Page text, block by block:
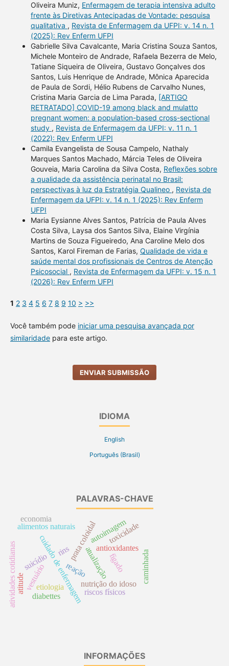
Oliveira Muniz, Enfermagem de terapia intensiva adulto
frente às Diretivas Antecipadas de Vontade: pesquisa
qualitativa , Revista de Enfermagem da UFPI: v. 14 n. 1
(2025): Rev Enferm UFPI
Gabrielle Silva Cavalcante, Maria Cristina Souza Santos,
Michele Monteiro de Andrade, Rafaela Bezerra de Melo,
Tatiane Siqueira de Oliveira, Gustavo Gonçalves dos
Santos, Luis Henrique de Andrade, Mônica Aparecida
de Paula de Sordi, Hélio Rubens de Carvalho Nunes,
Cristina Maria Garcia de Lima Parada, [ARTIGO
RETRATADO] COVID-19 among black and mulatto
pregnant women: a population-based cross-sectional
study , Revista de Enfermagem da UFPI: v. 11 n. 1
(2022): Rev Enferm UFPI
Camila Evangelista de Sousa Campelo, Nathaly
Marques Santos Machado, Márcia Teles de Oliveira
Gouveia, Maria Carolina da Silva Costa, Reflexões sobre
a qualidade da assistência perinatal no Brasil:
perspectivas à luz da Estratégia Qualineo , Revista de
Enfermagem da UFPI: v. 14 n. 1 (2025): Rev Enferm
UFPI
Maria Eysianne Alves Santos, Patrícia de Paula Alves
Costa Silva, Laysa dos Santos Silva, Elaine Virgínia
Martins de Souza Figueiredo, Ana Caroline Melo dos
Santos, Karol Fireman de Farias, Qualidade de vida e
saúde mental dos profissionais de Centros de Atenção
Psicosocial , Revista de Enfermagem da UFPI: v. 15 n. 1
(2026): Rev Enferm UFPI
1 2 3 4 5 6 7 8 9 10 > >>
Você também pode iniciar uma pesquisa avançada por
similaridadepara este artigo.
ENVIAR SUBMISSÃO
IDIOMA
English
Português (Brasil)
PALAVRAS-CHAVE
cuidado de enfermagem
prata coloidal
etiologia
atualizaçãoantioxidantes
alimentos naturais
nutrição do idoso
riscos físicos
autoimagem
rins
suicídio
vestuário
economia
fígado
reação
diabettes
toxicidade
atitude caminhada
atividades cotidianas
INFORMAÇÕES